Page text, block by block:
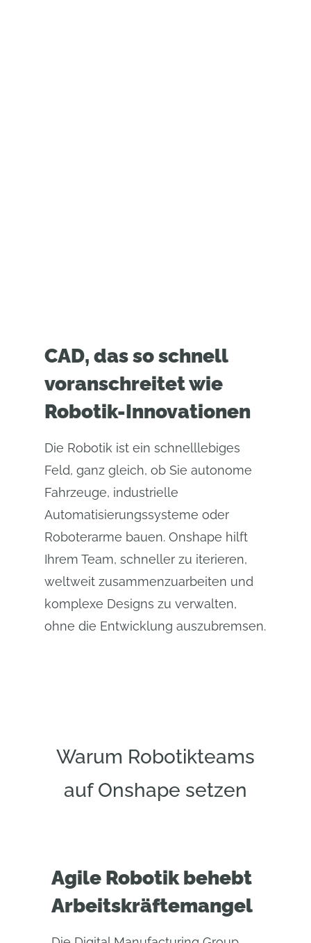
CAD, das so schnell
voranschreitet wie
Robotik-Innovationen
Die Robotik ist ein schnelllebiges
Feld, ganz gleich, ob Sie autonome
Fahrzeuge, industrielle
Automatisierungssysteme oder
Roboterarme bauen. Onshape hilft
Ihrem Team, schneller zu iterieren,
weltweit zusammenzuarbeiten und
komplexe Designs zu verwalten,
ohne die Entwicklung auszubremsen.
Warum Robotikteams
auf Onshape setzen
Agile Robotik behebt
Arbeitskräftemangel